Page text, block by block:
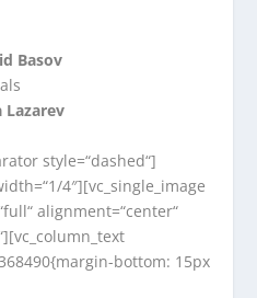
Basov
als
Lazarev
style=“dashed“]
4″][vc_single_image
alignment=“center“
bottom: 15px